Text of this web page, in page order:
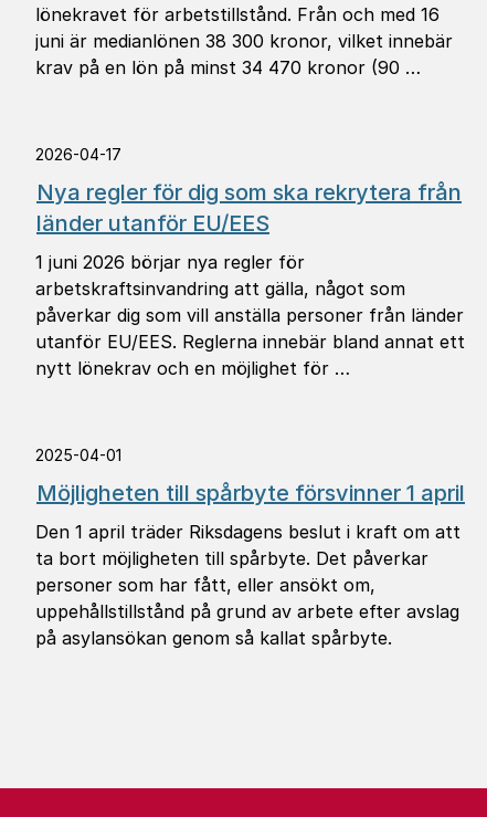
lönekravet för arbetstillstånd. Från och med 16
juni är medianlönen 38 300 kronor, vilket innebär
krav på en lön på minst 34 470 kronor (90 …
2026-04-17
Nya regler för dig som ska rekrytera från
länder utanför EU/EES
1 juni 2026 börjar nya regler för
arbetskraftsinvandring att gälla, något som
påverkar dig som vill anställa personer från länder
utanför EU/EES. Reglerna innebär bland annat ett
nytt lönekrav och en möjlighet för …
2025-04-01
Möjligheten till spårbyte försvinner 1 april
Den 1 april träder Riksdagens beslut i kraft om att
ta bort möjligheten till spårbyte. Det påverkar
personer som har fått, eller ansökt om,
uppehållstillstånd på grund av arbete efter avslag
på asylansökan genom så kallat spårbyte.